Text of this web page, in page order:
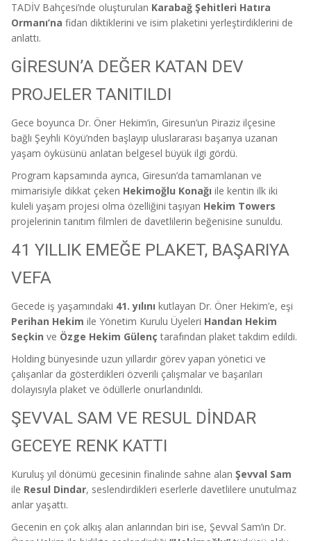
TADİV Bahçesi’nde oluşturulan Karabağ Şehitleri Hatıra
Ormanı’na fidan diktiklerini ve isim plaketini yerleştirdiklerini de
anlattı.
GİRESUN’A DEĞER KATAN DEV
PROJELER TANITILDI
Gece boyunca Dr. Öner Hekim’in, Giresun’un Piraziz ilçesine
bağlı Şeyhli Köyü’nden başlayıp uluslararası başarıya uzanan
yaşam öyküsünü anlatan belgesel büyük ilgi gördü.
Program kapsamında ayrıca, Giresun’da tamamlanan ve
mimarisiyle dikkat çeken Hekimoğlu Konağı ile kentin ilk iki
kuleli yaşam projesi olma özelliğini taşıyan Hekim Towers
projelerinin tanıtım filmleri de davetlilerin beğenisine sunuldu.
41 YILLIK EMEĞE PLAKET, BAŞARIYA
VEFA
Gecede iş yaşamındaki 41. yılını kutlayan Dr. Öner Hekim’e, eşi
Perihan Hekim ile Yönetim Kurulu Üyeleri Handan Hekim
Seçkin ve Özge Hekim Gülenç tarafından plaket takdim edildi.
Holding bünyesinde uzun yıllardır görev yapan yönetici ve
çalışanlar da gösterdikleri özverili çalışmalar ve başarıları
dolayısıyla plaket ve ödüllerle onurlandırıldı.
ŞEVVAL SAM VE RESUL DİNDAR
GECEYE RENK KATTI
Kuruluş yıl dönümü gecesinin finalinde sahne alan Şevval Sam
ile Resul Dindar, seslendirdikleri eserlerle davetlilere unutulmaz
anlar yaşattı.
Gecenin en çok alkış alan anlarından biri ise, Şevval Sam’ın Dr.